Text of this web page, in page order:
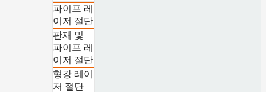
파이프 레
이저 절단
판재 및
파이프 레
이저 절단
형강 레이
저 절단